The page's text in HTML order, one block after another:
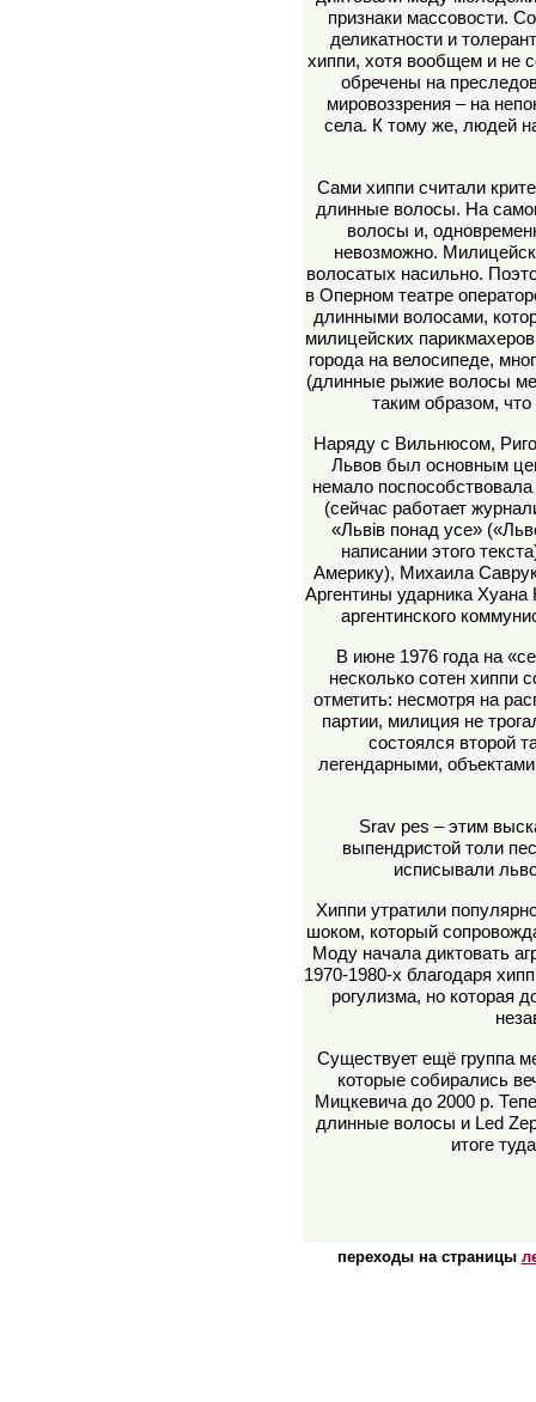
признаки массовости.
деликатности и
хиппи, хотя вообщем и не
обречены на
мировоззрения – на
села. К тому же, людей
Сами хиппи считали
длинные волосы. На
волосы и,
невозможно.
волосатых насильно.
в Оперном театре
длинными волосами,
милицейских
города на велосипеде,
(длинные рыжие волосы
таким образом,
Наряду с Вильнюсом,
Львов был основным
немало
(сейчас работает
«Львів понад усе»
написании этого
Америку), Михаила
Аргентины ударника
аргентинского
В июне 1976 года на
несколько сотен хиппи
отметить: несмотря на
партии, милиция не
состоялся второй
легендарными,
Srav pes – этим
выпендристой толи
исписывали
Хиппи утратили
шоком, который
Моду начала диктовать
1970-1980-х благодаря
рогулизма, но которая
Существует ещё группа
которые собирались
Мицкевича до 2000 р.
длинные волосы и Led
итоге
переходы на страницы